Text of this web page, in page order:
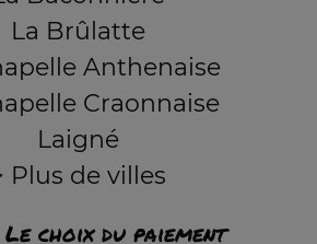
La Brûlatte
Anthenaise
Craonnaise
Laigné
Plus de villes
Le choix du paiement